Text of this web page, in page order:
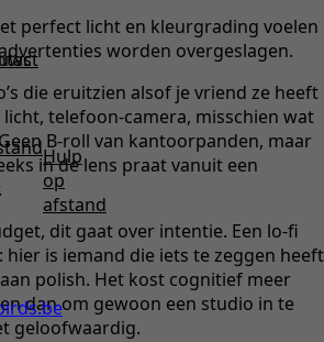
perfect licht en kleurgrading voelen
worden overgeslagen.
die eruitzien alsof je vriend ze heeft
telefoon-camera, misschien wat
B-roll van kantoorpanden, maar
in de lens praat vanuit een
dit gaat over intentie. Een lo-fi
is iemand die iets te zeggen heeft
polish. Het kost cognitief meer
dan om gewoon een studio in te
geloofwaardig.
Hulp
op
afstand